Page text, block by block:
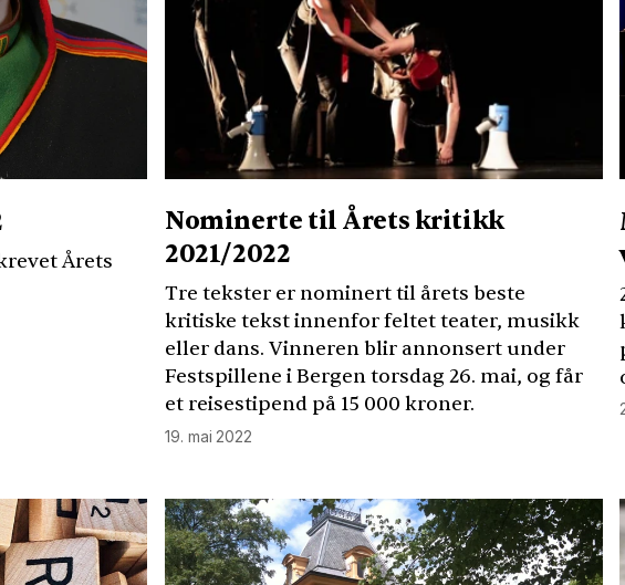
Årets
Nominerte til Årets kritikk
2021/2022
Tre tekster er nominert til årets beste
kritiske tekst innenfor feltet teater, musikk
eller dans. Vinneren blir annonsert under
Festspillene i Bergen torsdag 26. mai, og får
et reisestipend på 15 000 kroner.
19. mai 2022